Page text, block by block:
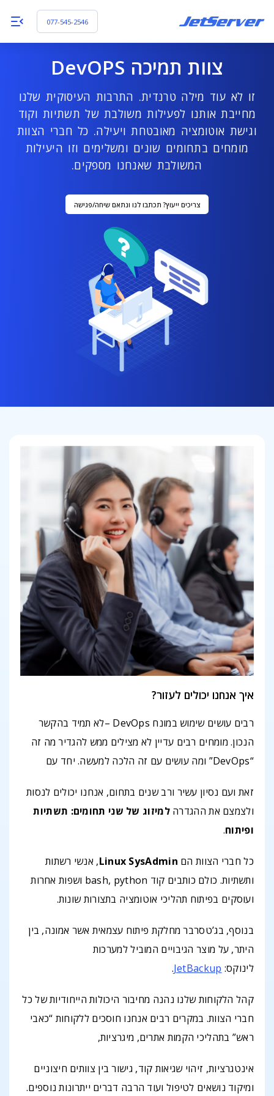
077-545-2546
צוות תמיכה DevOPS
זו לא עוד מילה טרנדית. התרבות העיסוקית שלנו
מחייבת אותנו לפעילות משולבת של תשתיות וקוד
וגישת אוטומציה מאובטחת ויעילה. כל חברי הצוות
מומחים בתחומים שונים ומשלימים וזו היעילות
המשולבת שאנחנו מספקים.
צריכים ייעוץ? תכתבו לנו ונתאם שיחה/פגישה
איך אנחנו יכולים לעזור?
רבים עושים שימוש במונח DevOps –לא תמיד בהקשר
הנכון. מומחים רבים עדיין לא מצילים ממש להגדיר מה זה
“DevOps” ומה עושים עם זה הלכה למעשה. יחד עם
זאת ועם נסיון עשיר ורב שנים בתחום, אנחנו יכולים לנסות
ולצמצם את ההגדרהלמיזוג של שני תחומים: תשתיות
ופיתוח.
כל חברי הצוות הם Linux SysAdmin, אנשי רשתות
ותשתיות. כולם כותבים קוד bash, python ושפות אחרות
ועוסקים בפיתוח תהליכי אוטומציה בתצורות שונות.
בנוסף, בג’טסרבר מחלקת פיתוח עצמאית אשר אמונה, בין
היתר, על מוצר הגיבויים המוביל למערכות
לינוקס: JetBackup
.
קהל הלקוחות שלנו נהנה מחיבור היכולות הייחודיות של כל
חברי הצוות. במקרים רבים אנחנו חוסכים ללקוחות “כאבי
ראש” בתהליכי הקמות אתרים, מיגרציות,
אינטגרציות, זיהוי שגיאות קוד, גישור בין צוותים חיצוניים
ומיקוד נושאים לטיפול ועוד הרבה דברים ייתרונות נוספים.